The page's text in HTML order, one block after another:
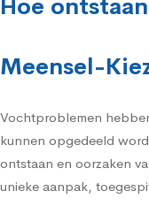
Hoe
Meensel-
Vochtproblemen
kunnen opgedeeld
ontstaan en oorzaken
unieke aanpak,